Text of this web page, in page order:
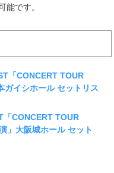
能です。
「CONCERT TOUR
ガイシホール セットリス
「CONCERT TOUR
」大阪城ホール セット